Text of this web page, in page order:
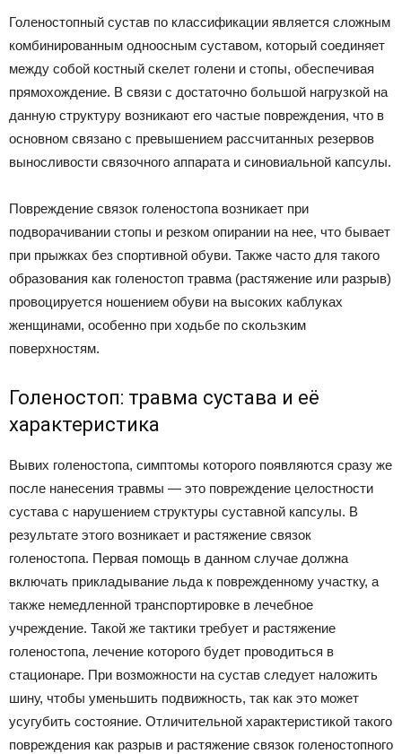
Голеностопный сустав по классификации является сложным
комбинированным одноосным суставом, который соединяет
между собой костный скелет голени и стопы, обеспечивая
прямохождение. В связи с достаточно большой нагрузкой на
данную структуру возникают его частые повреждения, что в
основном связано с превышением рассчитанных резервов
выносливости связочного аппарата и синовиальной капсулы.
Повреждение связок голеностопа возникает при
подворачивании стопы и резком опирании на нее, что бывает
при прыжках без спортивной обуви. Также часто для такого
образования как голеностоп травма (растяжение или разрыв)
провоцируется ношением обуви на высоких каблуках
женщинами, особенно при ходьбе по скользким
поверхностям.
Голеностоп: травма сустава и её
характеристика
Вывих голеностопа, симптомы которого появляются сразу же
после нанесения травмы — это повреждение целостности
сустава с нарушением структуры суставной капсулы. В
результате этого возникает и растяжение связок
голеностопа. Первая помощь в данном случае должна
включать прикладывание льда к поврежденному участку, а
также немедленной транспортировке в лечебное
учреждение. Такой же тактики требует и растяжение
голеностопа, лечение которого будет проводиться в
стационаре. При возможности на сустав следует наложить
шину, чтобы уменьшить подвижность, так как это может
усугубить состояние. Отличительной характеристикой такого
повреждения как разрыв и растяжение связок голеностопного